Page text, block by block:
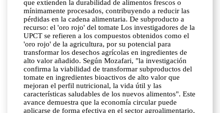
que extienden la durabilidad de alimentos frescos o
mínimamente procesados, contribuyendo a reducir las
pérdidas en la cadena alimentaria. De subproducto a
recurso: el 'oro rojo' del tomate Los investigadores de la
UPCT se refieren a los compuestos obtenidos como el
'oro rojo' de la agricultura, por su potencial para
transformar los desechos agrícolas en ingredientes de
alto valor añadido. Según Mozafari, "la investigación
confirma la viabilidad de transformar subproductos del
tomate en ingredientes bioactivos de alto valor que
mejoran el perfil nutricional, la vida útil y las
características saludables de los nuevos alimentos". Este
avance demuestra que la economía circular puede
aplicarse de forma efectiva en el sector agroalimentario,